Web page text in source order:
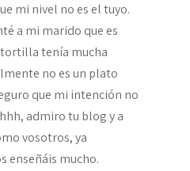
mi nivel no es el tuyo.
a mi marido que es
tenía mucha
no es un plato
que mi intención no
admiro tu blog y a
vosotros, ya
enseñáis mucho.